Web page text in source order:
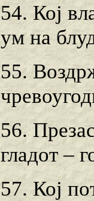
54. Кој
ум на
55.
56.
гладот –
57. Кој